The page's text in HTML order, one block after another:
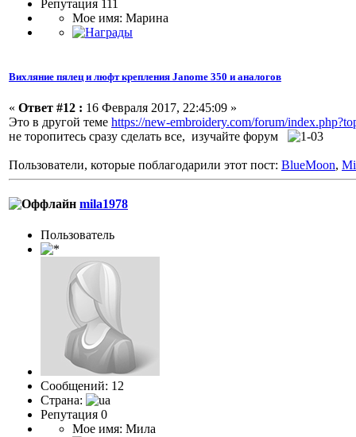
Репутация 111
Мое имя: Марина
Вихляние пялец и люфт крепления Janome 350 и аналогов
« Ответ #12 : 16 Февраля 2017, 22:45:09 »
Это в другой теме https://new-embroidery.com/forum/
не торопитесь сразу сделать все, изучайте форум
Пользователи, которые поблагодарили этот пост: BlueMoon,
mila1978
Пользоватeль
Сообщений: 12
Страна:
Репутация 0
Мое имя: Мила